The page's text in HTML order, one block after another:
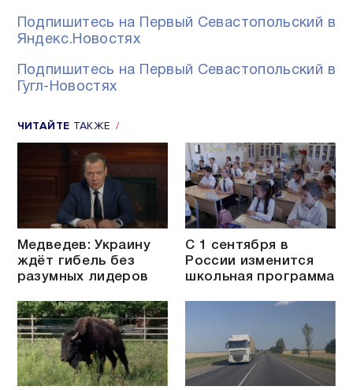
Подпишитесь на Первый Севастопольский в
Яндекс.Новостях
Подпишитесь на Первый Севастопольский в
Гугл-Новостях
ЧИТАЙТЕ ТАКЖЕ
Медведев: Украину
ждёт гибель без
разумных лидеров
С 1 сентября в
России изменится
школьная программа